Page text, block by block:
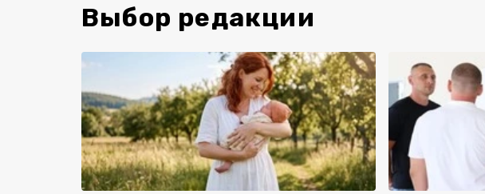
Выбор редакции